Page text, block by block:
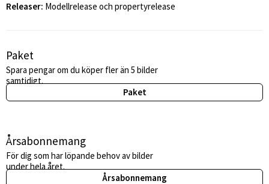
Releaser: Modellrelease och propertyrelease
Paket
Spara pengar om du köper fler än 5 bilder
samtidigt.
Paket
Årsabonnemang
För dig som har löpande behov av bilder
under hela året.
Årsabonnemang